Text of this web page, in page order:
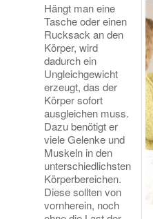
Hängt man eine
Tasche oder einen
Rucksack an den
Körper, wird
dadurch ein
Ungleichgewicht
erzeugt, das der
Körper sofort
ausgleichen muss.
Dazu benötigt er
viele Gelenke und
Muskeln in den
unterschiedlichsten
Körperbereichen.
Diese sollten von
vornherein, noch